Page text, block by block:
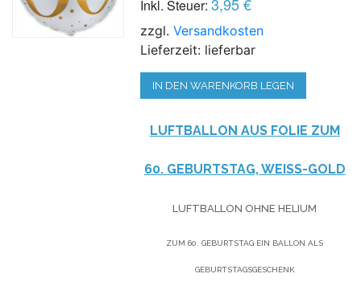
Inkl. Steuer:
zzgl.Versandkosten
Lieferzeit: lieferbar
IN DEN WARENKORB LEGEN
LUFTBALLON AUS FOLIE ZUM
60. GEBURTSTAG, WEISS-GOLD
LUFTBALLON OHNE HELIUM
ZUM 60. GEBURTSTAG EIN BALLON ALS
GEBURTSTAGSGESCHENK